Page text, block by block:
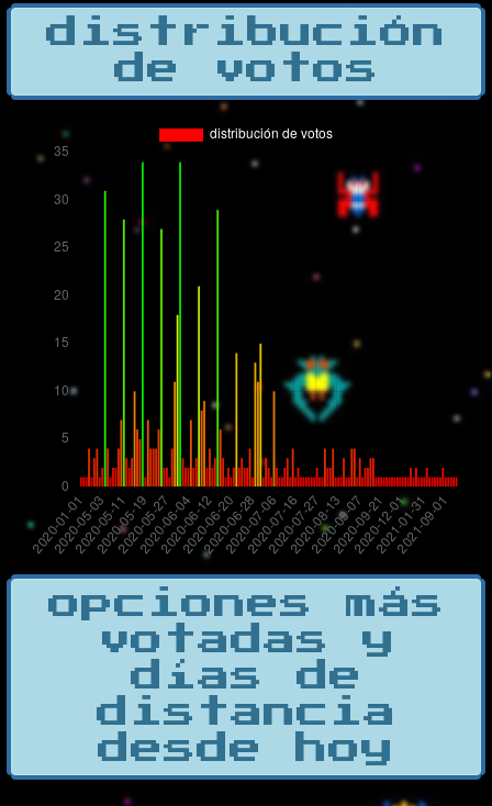
distribución
de votos
opciones más
votadas y
días de
distancia
desde hoy